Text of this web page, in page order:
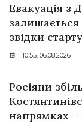
Евакуація з
звідки
10:55, 06.08.2026
Росіяни
напрямках